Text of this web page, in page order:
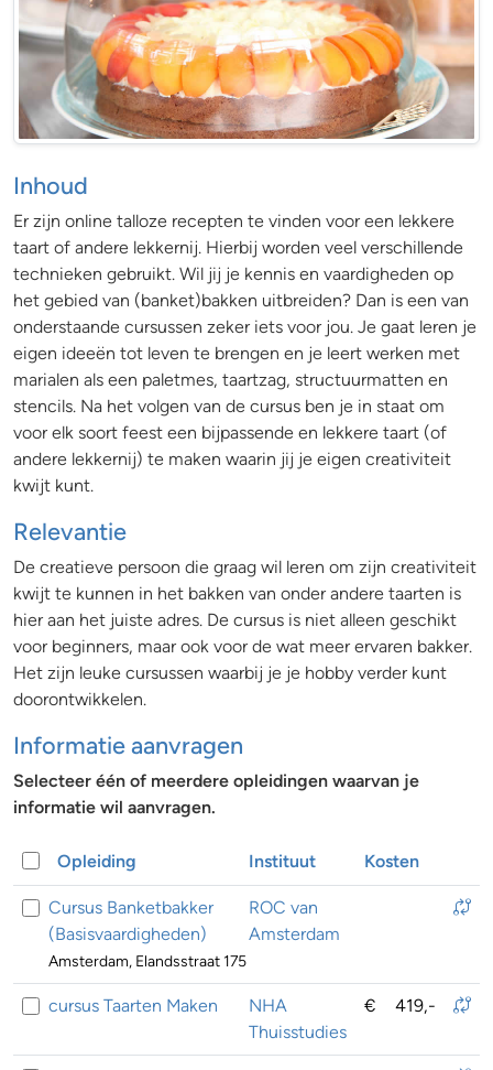
Inhoud
Er zijn online talloze recepten te vinden voor een lekkere
taart of andere lekkernij. Hierbij worden veel verschillende
technieken gebruikt. Wil jij je kennis en vaardigheden op
het gebied van (banket)bakken uitbreiden? Dan is een van
onderstaande cursussen zeker iets voor jou. Je gaat leren je
eigen ideeën tot leven te brengen en je leert werken met
marialen als een paletmes, taartzag, structuurmatten en
stencils. Na het volgen van de cursus ben je in staat om
voor elk soort feest een bijpassende en lekkere taart (of
andere lekkernij) te maken waarin jij je eigen creativiteit
kwijt kunt.
Relevantie
De creatieve persoon die graag wil leren om zijn creativiteit
kwijt te kunnen in het bakken van onder andere taarten is
hier aan het juiste adres. De cursus is niet alleen geschikt
voor beginners, maar ook voor de wat meer ervaren bakker.
Het zijn leuke cursussen waarbij je je hobby verder kunt
doorontwikkelen.
Informatie aanvragen
Selecteer één of meerdere opleidingen waarvan je
informatie wil aanvragen.
Opleiding Instituut Kosten
Cursus Banketbakker
(Basisvaardigheden)
ROC van
Amsterdam
Amsterdam, Elandsstraat 175
cursus Taarten Maken
NHA
Thuisstudies
€ 419,-